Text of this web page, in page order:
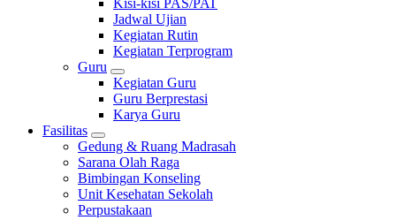
Kisi-kisi PAS/PAT
Jadwal Ujian
Kegiatan Rutin
Kegiatan Terprogram
Guru
Kegiatan Guru
Guru Berprestasi
Karya Guru
Fasilitas
Gedung & Ruang Madrasah
Sarana Olah Raga
Bimbingan Konseling
Unit Kesehatan Sekolah
Perpustakaan